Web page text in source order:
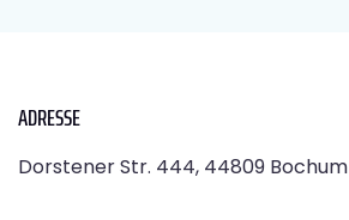
ADRESSE
Dorstener Str. 444, 44809 Bochum